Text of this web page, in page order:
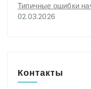
Типичные ошибки
02.03.2026
Контакты